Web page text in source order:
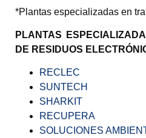
*Plantas especializadas en
PLANTAS
DE RESIDUOS
RECLEC
SUNTECH
SHARKIT
RECUPERA
SOLUCIONES